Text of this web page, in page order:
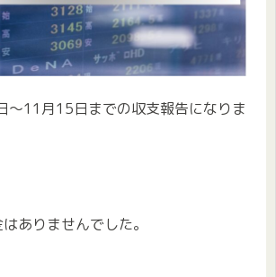
11月15日までの収支報告になりま
ありませんでした。